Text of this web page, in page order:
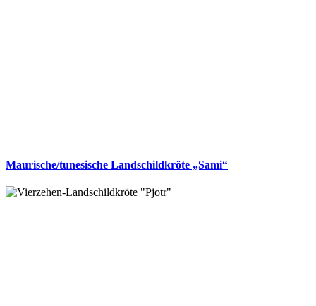
Maurische/tunesische Landschildkröte „Sami“